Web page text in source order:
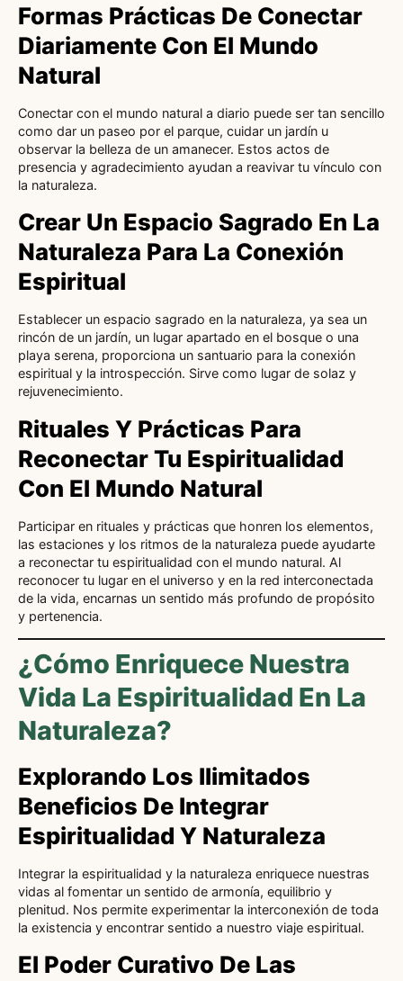
Formas Prácticas De Conectar
Diariamente Con El Mundo
Natural
Conectar con el mundo natural a diario puede ser tan sencillo
como dar un paseo por el parque, cuidar un jardín u
observar la belleza de un amanecer. Estos actos de
presencia y agradecimiento ayudan a reavivar tu vínculo con
la naturaleza.
Crear Un Espacio Sagrado En La
Naturaleza Para La Conexión
Espiritual
Establecer un espacio sagrado en la naturaleza, ya sea un
rincón de un jardín, un lugar apartado en el bosque o una
playa serena, proporciona un santuario para la conexión
espiritual y la introspección. Sirve como lugar de solaz y
rejuvenecimiento.
Rituales Y Prácticas Para
Reconectar Tu Espiritualidad
Con El Mundo Natural
Participar en rituales y prácticas que honren los elementos,
las estaciones y los ritmos de la naturaleza puede ayudarte
a reconectar tu espiritualidad con el mundo natural. Al
reconocer tu lugar en el universo y en la red interconectada
de la vida, encarnas un sentido más profundo de propósito
y pertenencia.
¿Cómo Enriquece Nuestra
Vida La Espiritualidad En La
Naturaleza?
Explorando Los Ilimitados
Beneficios De Integrar
Espiritualidad Y Naturaleza
Integrar la espiritualidad y la naturaleza enriquece nuestras
vidas al fomentar un sentido de armonía, equilibrio y
plenitud. Nos permite experimentar la interconexión de toda
la existencia y encontrar sentido a nuestro viaje espiritual.
El Poder Curativo De Las